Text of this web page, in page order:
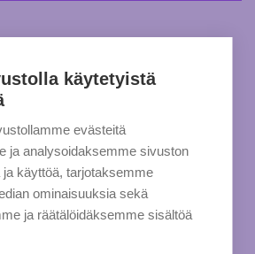
käytetyistä
evästeitä
ja analysoidaksemme sivuston
käyttöä, tarjotaksemme
ominaisuuksia sekä
ja räätälöidäksemme sisältöä